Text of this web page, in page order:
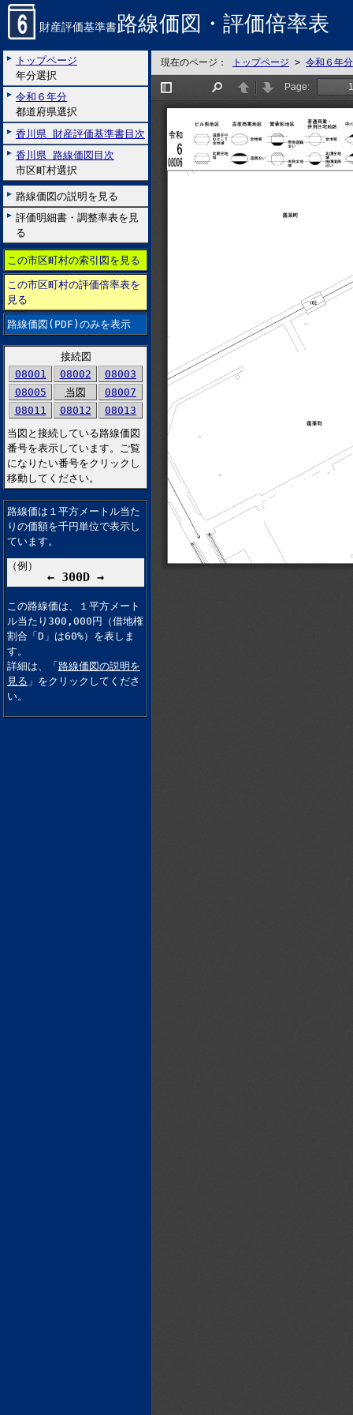
財産評価基準書路線価図・評価倍率表
トップページ
年分選択
令和６年分
都道府県選択
香川県 財産評価基準書目次
香川県 路線価図目次
市区町村選択
路線価図の説明を見る
評価明細書・調整率表を見
る
この市区町村の索引図を見る
この市区町村の評価倍率表を
見る
路線価図(PDF)のみを表示
接続図
08001
08002
08003
08005
当図
08007
08011
08012
08013
当図と接続している路線価図
番号を表示しています。ご覧
になりたい番号をクリックし
移動してください。
路線価は１平方メートル当た
りの価額を千円単位で表示し
ています。
（例）
← 300D →
この路線価は、１平方メート
ル当たり300,000円（借地権
割合「D」は60%）を表しま
す。
詳細は、「 路線価図の説明を
見る 」をクリックしてくださ
い。
現在のページ： トップページ > 令和６年分